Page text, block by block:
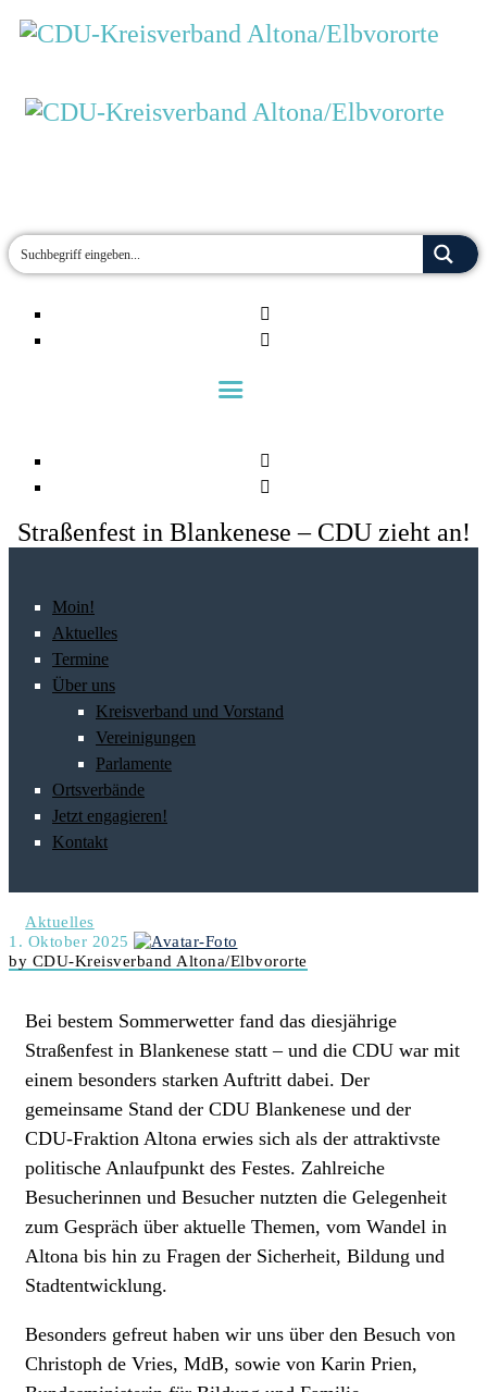
Straßenfest in Blankenese – CDU zieht an!
Moin!
Aktuelles
Termine
Über uns
Kreisverband und Vorstand
Vereinigungen
Parlamente
Ortsverbände
Jetzt engagieren!
Kontakt
Aktuelles
1. Oktober 2025
by CDU-Kreisverband Altona/Elbvororte
Bei bestem Sommerwetter fand das diesjährige
Straßenfest in Blankenese statt – und die CDU war mit
einem besonders starken Auftritt dabei. Der
gemeinsame Stand der CDU Blankenese und der
CDU-Fraktion Altona erwies sich als der attraktivste
politische Anlaufpunkt des Festes. Zahlreiche
Besucherinnen und Besucher nutzten die Gelegenheit
zum Gespräch über aktuelle Themen, vom Wandel in
Altona bis hin zu Fragen der Sicherheit, Bildung und
Stadtentwicklung.
Besonders gefreut haben wir uns über den Besuch von
Christoph de Vries, MdB, sowie von Karin Prien,